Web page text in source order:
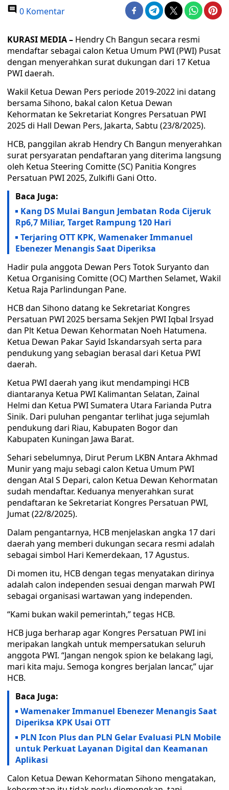
0 Komentar
KURASI MEDIA – Hendry Ch Bangun secara resmi
mendaftar sebagai calon Ketua Umum PWI (PWI) Pusat
dengan menyerahkan surat dukungan dari 17 Ketua
PWI daerah.
Wakil Ketua Dewan Pers periode 2019-2022 ini datang
bersama Sihono, bakal calon Ketua Dewan
Kehormatan ke Sekretariat Kongres Persatuan PWI
2025 di Hall Dewan Pers, Jakarta, Sabtu (23/8/2025).
HCB, panggilan akrab Hendry Ch Bangun menyerahkan
surat persyaratan pendaftaran yang diterima langsung
oleh Ketua Steering Comitte (SC) Panitia Kongres
Persatuan PWI 2025, Zulkifli Gani Otto.
Baca Juga:
Kang DS Mulai Bangun Jembatan Roda Cijeruk
Rp6,7 Miliar, Target Rampung 120 Hari
Terjaring OTT KPK, Wamenaker Immanuel
Ebenezer Menangis Saat Diperiksa
Hadir pula anggota Dewan Pers Totok Suryanto dan
Ketua Organising Comitte (OC) Marthen Selamet, Wakil
Ketua Raja Parlindungan Pane.
HCB dan Sihono datang ke Sekretariat Kongres
Persatuan PWI 2025 bersama Sekjen PWI Iqbal Irsyad
dan Plt Ketua Dewan Kehormatan Noeh Hatumena.
Ketua Dewan Pakar Sayid Iskandarsyah serta para
pendukung yang sebagian berasal dari Ketua PWI
daerah.
Ketua PWI daerah yang ikut mendampingi HCB
diantaranya Ketua PWI Kalimantan Selatan, Zainal
Helmi dan Ketua PWI Sumatera Utara Farianda Putra
Sinik. Dari puluhan pengantar terlihat juga sejumlah
pendukung dari Riau, Kabupaten Bogor dan
Kabupaten Kuningan Jawa Barat.
Sehari sebelumnya, Dirut Perum LKBN Antara Akhmad
Munir yang maju sebagi calon Ketua Umum PWI
dengan Atal S Depari, calon Ketua Dewan Kehormatan
sudah mendaftar. Keduanya menyerahkan surat
pendaftaran ke Sekretariat Kongres Persatuan PWI,
Jumat (22/8/2025).
Dalam pengantarnya, HCB menjelaskan angka 17 dari
daerah yang memberi dukungan secara resmi adalah
sebagai simbol Hari Kemerdekaan, 17 Agustus.
Di momen itu, HCB dengan tegas menyatakan dirinya
adalah calon independen sesuai dengan marwah PWI
sebagai organisasi wartawan yang independen.
“Kami bukan wakil pemerintah,” tegas HCB.
HCB juga berharap agar Kongres Persatuan PWI ini
meripakan langkah untuk mempersatukan seluruh
anggota PWI. “Jangan nengok spion ke belakang lagi,
mari kita maju. Semoga kongres berjalan lancar,” ujar
HCB.
Baca Juga:
Wamenaker Immanuel Ebenezer Menangis Saat
Diperiksa KPK Usai OTT
PLN Icon Plus dan PLN Gelar Evaluasi PLN Mobile
untuk Perkuat Layanan Digital dan Keamanan
Aplikasi
Calon Ketua Dewan Kehormatan Sihono mengatakan,